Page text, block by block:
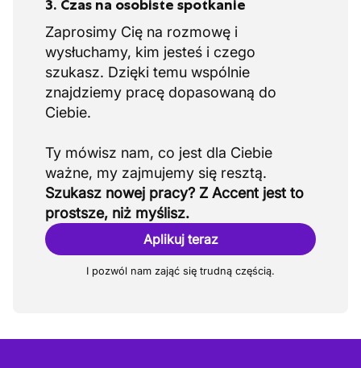
3. Czas na osobiste spotkanie
Zaprosimy Cię na rozmowę i
wysłuchamy, kim jesteś i czego
szukasz. Dzięki temu wspólnie
znajdziemy pracę dopasowaną do
Ciebie.
Ty mówisz nam, co jest dla Ciebie
Szukasz nowej pracy? Z Accent jest to
prostsze, niż myślisz.
Aplikuj teraz
I pozwól nam zająć się trudną częścią.